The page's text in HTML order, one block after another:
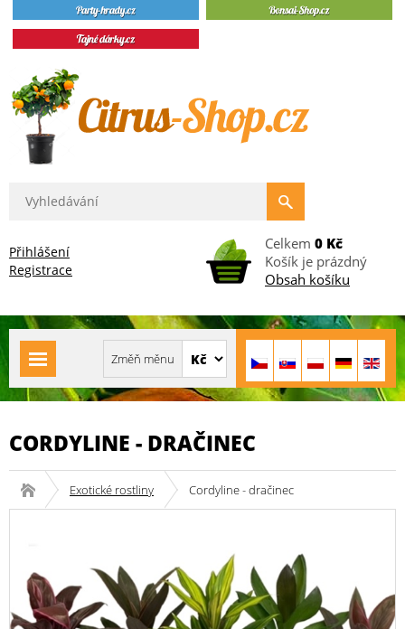
Přihlášení
Registrace
Celkem 0 Kč
Košík je prázdný
Obsah košíku
CORDYLINE - DRAČINEC
Exotické rostliny Cordyline - dračinec